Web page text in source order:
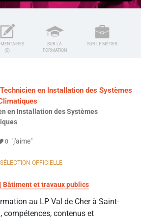
(0)
SUR LA
FORMATION
SUR LE MÉTIER
en Installation des Systèmes
en Installation des Systèmes
0 "j'aime"
SÉLECTION OFFICIELLE
Bâtiment et travaux publics
au LP Val de Cher à Saint-
compétences, contenus et